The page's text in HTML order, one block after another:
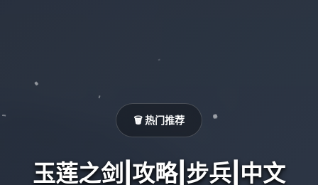
🗑️ 热门推荐
玉莲之剑|攻略|步兵|中文